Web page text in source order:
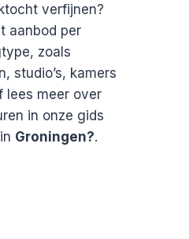
verfijnen?
aanbod per
zoals
studio’s, kamers
lees meer over
in onze gids
Groningen?.